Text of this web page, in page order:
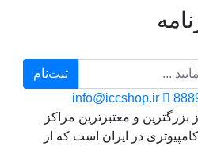
ثبت‌نام
info@iccshop.ir
بزرگترین و معتبرترین مراکز
در ایران است که از